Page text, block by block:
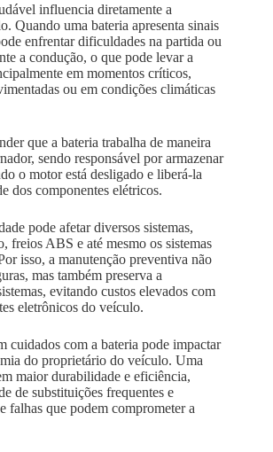
influencia diretamente a
Quando uma bateria apresenta sinais
enfrentar dificuldades na partida ou
a condução, o que pode levar a
em momentos críticos,
ou em condições climáticas
que a bateria trabalha de maneira
sendo responsável por armazenar
o motor está desligado e liberá-la
dos componentes elétricos.
pode afetar diversos sistemas,
freios ABS e até mesmo os sistemas
isso, a manutenção preventiva não
mas também preserva a
evitando custos elevados com
eletrônicos do veículo.
cuidados com a bateria pode impactar
do proprietário do veículo. Uma
maior durabilidade e eficiência,
de substituições frequentes e
falhas que podem comprometer a